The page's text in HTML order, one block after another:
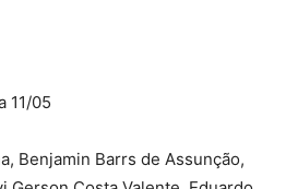
Aires
11/05
Benjamin Barrs de Assunção,